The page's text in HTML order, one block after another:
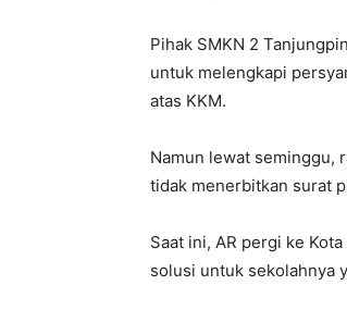
Pihak SMKN 2
untuk melengkapi
atas KKM.
Namun lewat seminggu,
tidak menerbitkan surat
Saat ini, AR pergi ke
solusi untuk sekolahnya